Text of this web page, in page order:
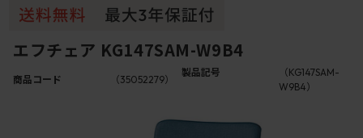
エフチェア KG147SAM-W9B4
商品コード （35052279）
製品記号
（KG147SAM-
W9B4）